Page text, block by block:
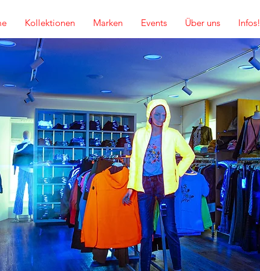
Kollektionen Marken Events Über uns Infos!